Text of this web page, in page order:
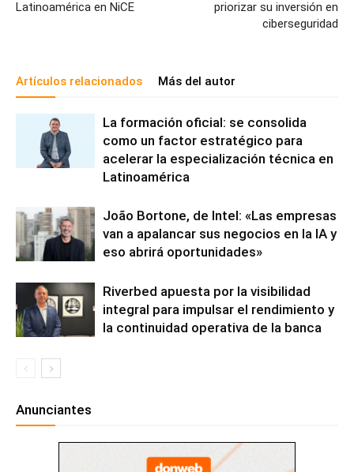
Latinoamérica en NiCE
priorizar su inversión en
ciberseguridad
Artículos relacionados Más del autor
La formación oficial: se consolida
como un factor estratégico para
acelerar la especialización técnica en
Latinoamérica
João Bortone, de Intel: «Las empresas
van a apalancar sus negocios en la IA y
eso abrirá oportunidades»
Riverbed apuesta por la visibilidad
integral para impulsar el rendimiento y
la continuidad operativa de la banca
Anunciantes